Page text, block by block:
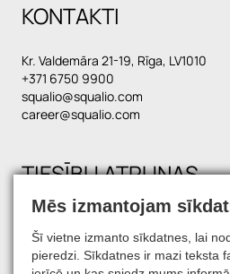
KONTAKTI
Kr. Valdemāra 21-19, Rīga, LV1010
+371 6750 9900
squalio@squalio.com
career@squalio.com
TIESĪBU ATRUNAS
SATIECIET MŪS
Mēs izmantojam
Šī vietne izmanto sīkdatnes, lai
pieredzi. Sīkdatnes ir mazi teksta